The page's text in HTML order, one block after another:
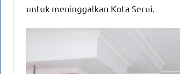
untuk meninggalkan Kota Serui.